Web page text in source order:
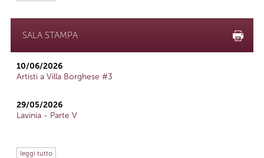
SALA STAMPA
10/06/2026
Artisti a Villa Borghese #3
29/05/2026
Lavinia - Parte V
leggi tutto